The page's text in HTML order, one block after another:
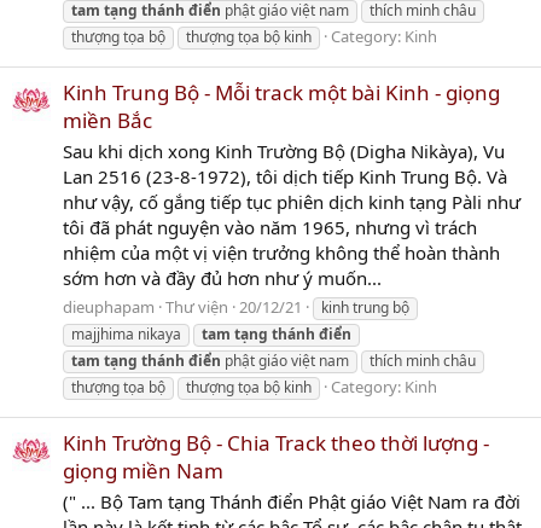
tam tạng thánh điển phật giáo việt nam
thích minh châu
thượng tọa bộ
thượng tọa bộ kinh Category: Kinh
Kinh Trung Bộ - Mỗi track một bài Kinh - giọng
miền Bắc
Sau khi dịch xong Kinh Trường Bộ (Digha Nikàya), Vu
Lan 2516 (23-8-1972), tôi dịch tiếp Kinh Trung Bộ. Và
như vậy, cố gắng tiếp tục phiên dịch kinh tạng Pàli như
tôi đã phát nguyện vào năm 1965, nhưng vì trách
nhiệm của một vị viện trưởng không thể hoàn thành
sớm hơn và đầy đủ hơn như ý muốn...
dieuphapam Thư viện 20/12/21
kinh trung bộ
majjhima nikaya
tam tạng thánh điển
tam tạng thánh điển phật giáo việt nam
thích minh châu
thượng tọa bộ
thượng tọa bộ kinh Category: Kinh
Kinh Trường Bộ - Chia Track theo thời lượng -
giọng miền Nam
(" ... Bộ Tam tạng Thánh điển Phật giáo Việt Nam ra đời